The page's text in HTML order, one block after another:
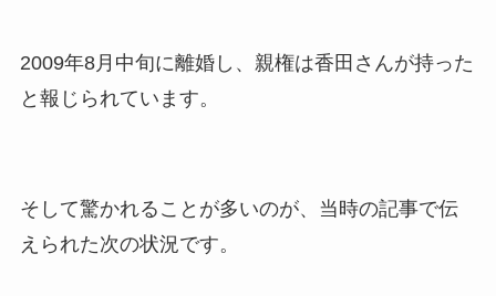
2009年8月中旬に離婚し、親権は香田さんが持った
と報じられています。
そして驚かれることが多いのが、当時の記事で伝
えられた次の状況です。